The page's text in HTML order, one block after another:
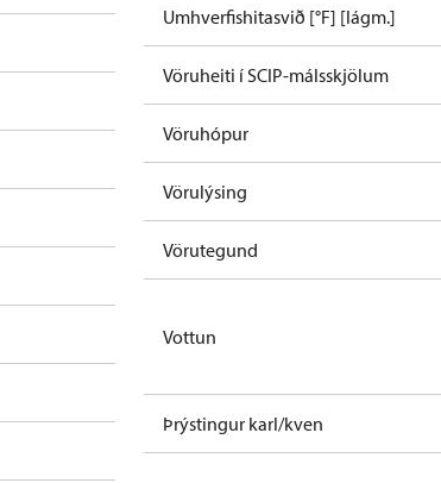
Umhverfishitasvið [°F] [lágm.]
Vöruheiti í SCIP-málsskjölum
Vöruhópur
Vörulýsing
Vörutegund
Vottun
Þrýstingur karl/kven